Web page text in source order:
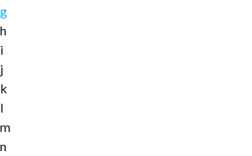
g
h
i
j
k
l
m
n